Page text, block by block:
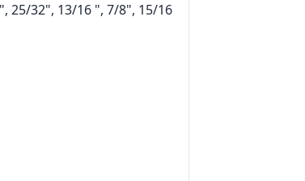
25/32", 13/16 ", 7/8", 15/16